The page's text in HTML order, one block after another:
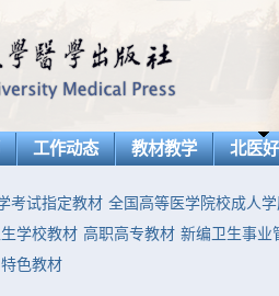
工作动态 教材教学 北医
考试指定教材 全国高等医学院校成人
学校教材 高职高专教材 新编卫生事业
特色教材